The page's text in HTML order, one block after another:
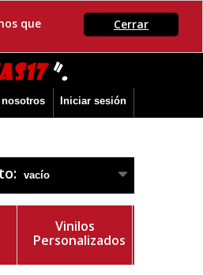
Cerrar
que
Iniciar sesión
vacío
Vinilos
Personalizados